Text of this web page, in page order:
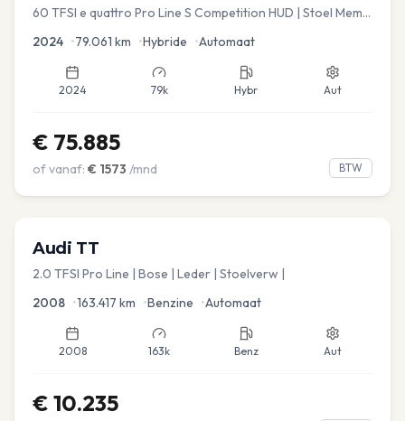
60 TFSI e quattro Pro Line S Competition HUD | Stoel Mem. |
2024 •79.061 km •Hybride •Automaat
2024 79k Hybr Aut
€ 75.885
of vanaf: € 1573 /mnd BTW
Audi TT
2.0 TFSI Pro Line | Bose | Leder | Stoelverw |
2008 •163.417 km •Benzine •Automaat
2008 163k Benz Aut
€ 10.235